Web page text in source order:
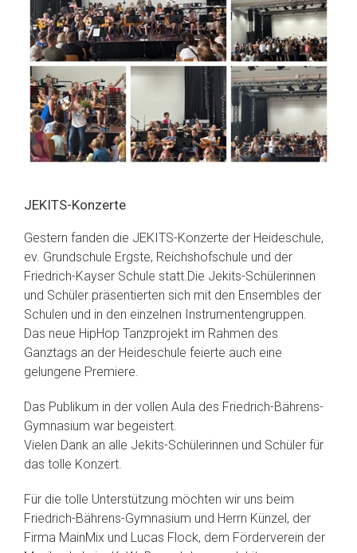
JEKITS-Konzerte
Gestern fanden die JEKITS-Konzerte der Heideschule,
ev. Grundschule Ergste, Reichshofschule und der
Friedrich-Kayser Schule statt.Die Jekits-Schülerinnen
und Schüler präsentierten sich mit den Ensembles der
Schulen und in den einzelnen Instrumentengruppen.
Das neue HipHop Tanzprojekt im Rahmen des
Ganztags an der Heideschule feierte auch eine
gelungene Premiere.
Das Publikum in der vollen Aula des Friedrich-Bährens-
Gymnasium war begeistert.
Vielen Dank an alle Jekits-Schülerinnen und Schüler für
das tolle Konzert.
Für die tolle Unterstützung möchten wir uns beim
Friedrich-Bährens-Gymnasium und Herrn Künzel, der
Firma MainMix und Lucas Flock, dem Förderverein der